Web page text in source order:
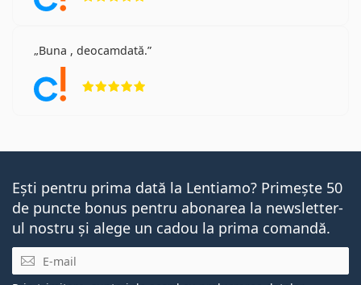
Buna , deocamdată.
Ești pentru prima dată la Lentiamo? Primește 50
de puncte bonus pentru abonarea la newsletter-
ul nostru și alege un cadou la prima comandă.
E-mail